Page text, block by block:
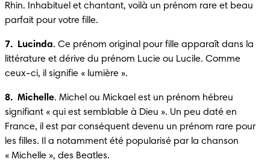
Rhin. Inhabituel et chantant, voilà un prénom rare et beau
parfait pour votre fille.
7.  Lucinda. Ce prénom original pour fille apparaît dans la
littérature et dérive du prénom Lucie ou Lucile. Comme
ceux-ci, il signifie « lumière ».
8.  Michelle. Michel ou Mickael est un prénom hébreu
signifiant « qui est semblable à Dieu ». Un peu daté en
France, il est par conséquent devenu un prénom rare pour
les filles. Il a notamment été popularisé par la chanson
« Michelle », des Beatles.